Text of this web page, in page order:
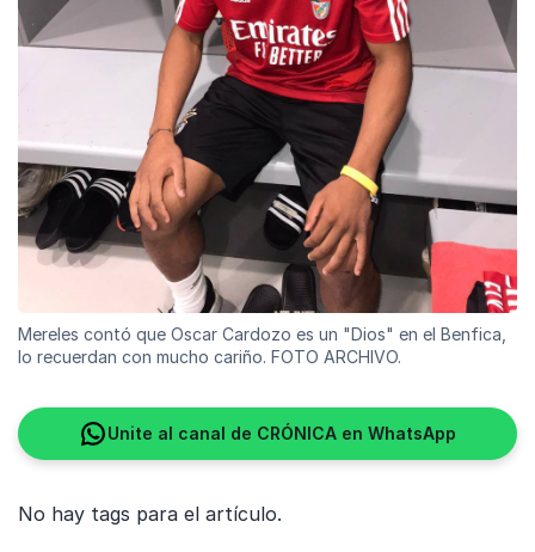
Mereles contó que Oscar Cardozo es un "Dios" en el Benfica,
lo recuerdan con mucho cariño. FOTO ARCHIVO.
Unite al canal de CRÓNICA en WhatsApp
No hay tags para el artículo.